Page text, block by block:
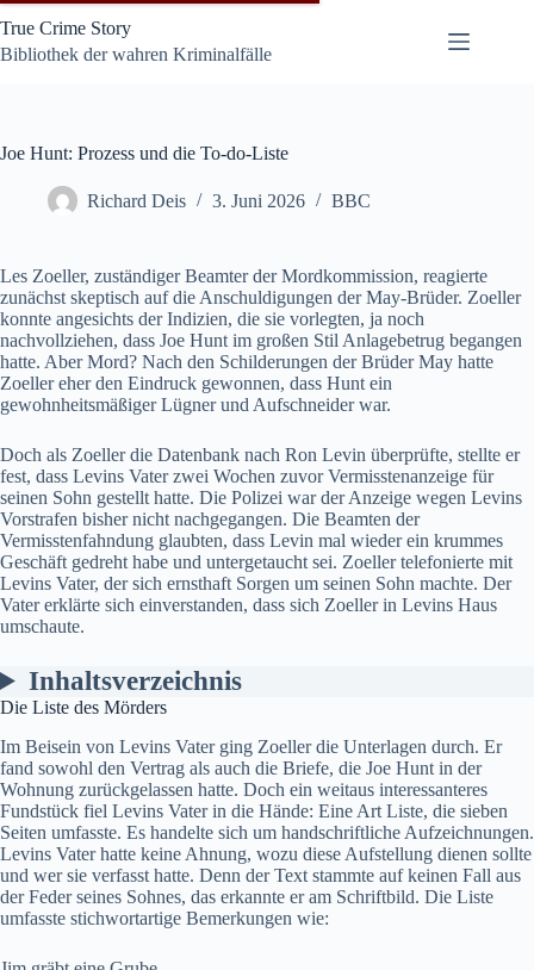
Zum
Inhalt
springen
True Crime Story
Bibliothek der wahren Kriminalfälle
Joe Hunt: Prozess und die To-do-Liste
Richard Deis 3. Juni 2026 BBC
Les Zoeller, zuständiger Beamter der Mordkommission, reagierte
zunächst skeptisch auf die Anschuldigungen der May-Brüder. Zoeller
konnte angesichts der Indizien, die sie vorlegten, ja noch
nachvollziehen, dass Joe Hunt im großen Stil Anlagebetrug begangen
hatte. Aber Mord? Nach den Schilderungen der Brüder May hatte
Zoeller eher den Eindruck gewonnen, dass Hunt ein
gewohnheitsmäßiger Lügner und Aufschneider war.
Doch als Zoeller die Datenbank nach Ron Levin überprüfte, stellte er
fest, dass Levins Vater zwei Wochen zuvor Vermisstenanzeige für
seinen Sohn gestellt hatte. Die Polizei war der Anzeige wegen Levins
Vorstrafen bisher nicht nachgegangen. Die Beamten der
Vermisstenfahndung glaubten, dass Levin mal wieder ein krummes
Geschäft gedreht habe und untergetaucht sei. Zoeller telefonierte mit
Levins Vater, der sich ernsthaft Sorgen um seinen Sohn machte. Der
Vater erklärte sich einverstanden, dass sich Zoeller in Levins Haus
umschaute.
Inhaltsverzeichnis
Die Liste des Mörders
Im Beisein von Levins Vater ging Zoeller die Unterlagen durch. Er
fand sowohl den Vertrag als auch die Briefe, die Joe Hunt in der
Wohnung zurückgelassen hatte. Doch ein weitaus interessanteres
Fundstück fiel Levins Vater in die Hände: Eine Art Liste, die sieben
Seiten umfasste. Es handelte sich um handschriftliche Aufzeichnungen.
Levins Vater hatte keine Ahnung, wozu diese Aufstellung dienen sollte
und wer sie verfasst hatte. Denn der Text stammte auf keinen Fall aus
der Feder seines Sohnes, das erkannte er am Schriftbild. Die Liste
umfasste stichwortartige Bemerkungen wie: